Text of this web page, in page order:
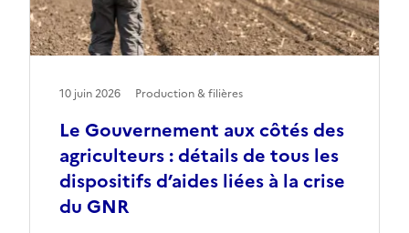
Le Gouvernement aux côtés des
agriculteurs : détails de tous les
dispositifs d’aides liées à la crise
du GNR
10 juin 2026 Production & filières